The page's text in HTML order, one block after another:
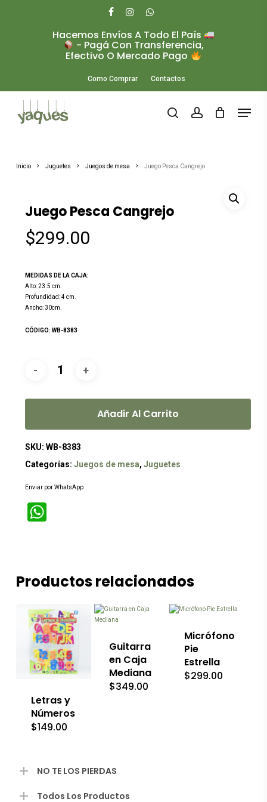
Hacemos Envíos A Todo El País
- Pagá Con Transferencia,
Efectivo O Mercado Pago
Como Comprar Contactos
search account
Menu
Inicio Juguetes Juegos de mesa Juego Pesca Cangrejo
Juego Pesca Cangrejo
$299.00
MEDIDAS DE LA CAJA:
Alto: 23.5 cm.
Profundidad: 4 cm.
Ancho: 30cm.
CÓDIGO: WB-8383
Añadir Al Carrito
SKU: WB-8383
Categorías: Juegos de mesa, Juguetes
Enviar por WhatsApp
WhatsApp
Productos relacionados
Letras y
Números
$149.00
Guitarra
en Caja
Mediana
$349.00
Micrófono
Pie
Estrella
$299.00
NO TE LOS PIERDAS
Todos Los Productos